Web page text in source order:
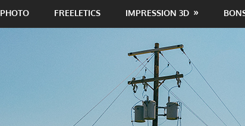
PHOTO FREELETICS IMPRESSION 3D